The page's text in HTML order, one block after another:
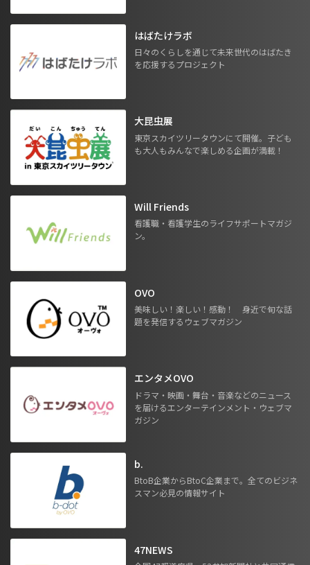
はばたけラボ
日々のくらしを通じて未来世代のはばたき
を応援するプロジェクト
大昆虫展
東京スカイツリータウンにて開催。子ども
も大人もみんなで楽しめる企画が満載！
Will Friends
看護職・看護学生のライフサポートマガジ
ン。
OVO
美味しい！楽しい！感動！ 身近で旬な話
題を発信するウェブマガジン
エンタメOVO
ドラマ・映画・舞台・音楽などのニュース
を届けるエンターテインメント・ウェブマ
ガジン
b.
BtoB企業からBtoC企業まで。全てのビジネ
スマン必見の情報サイト
47NEWS